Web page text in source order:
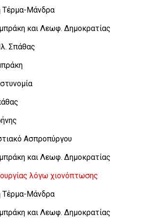
Μάνδρα
και Λεωφ. Δημοκρατίας
Σπάθας
Ασπροπύργου
και Λεωφ. Δημοκρατίας
λόγω χιονόπτωσης
Μάνδρα
και Λεωφ. Δημοκρατίας